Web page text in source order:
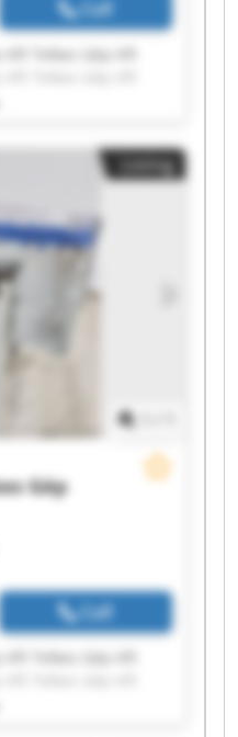
Call
Telkes Gép Kft
Telkes Gép Kft
Kft Telkes Gép Kft
Telkes Gép Kft Listing
Gép
Call
Telkes Gép Kft
Telkes Gép Kft